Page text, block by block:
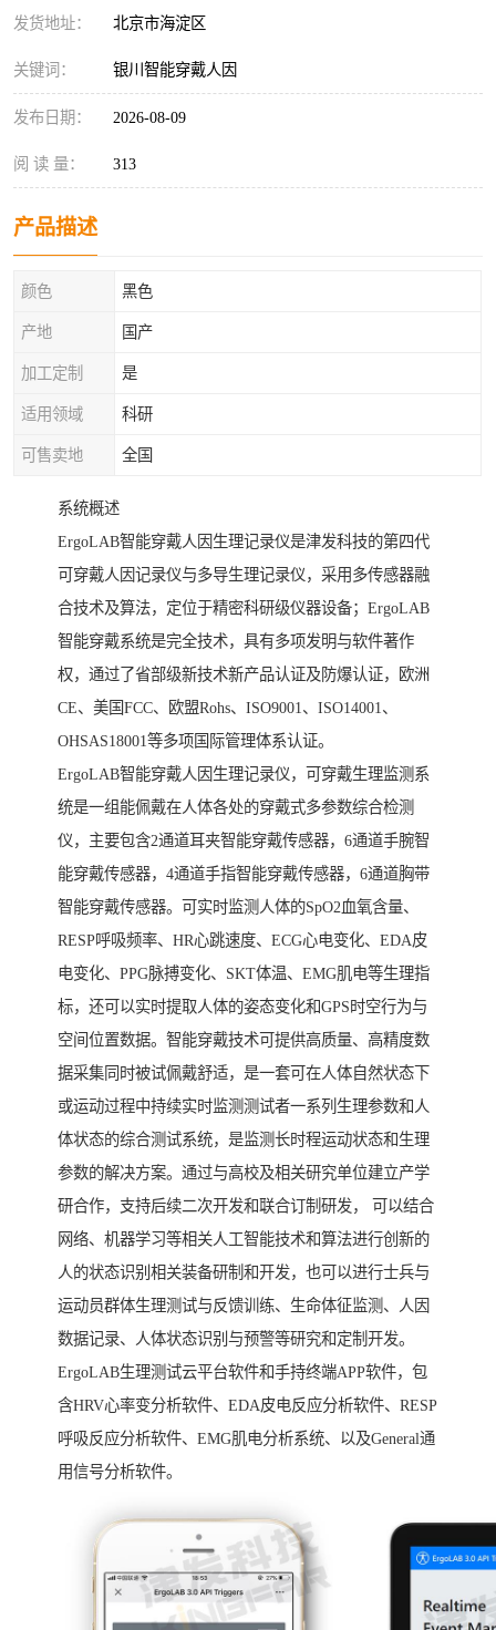
发货地址： 北京市海淀区
关键词： 银川智能穿戴人因
发布日期： 2026-08-09
阅 读 量： 313
产品描述
颜色 黑色
产地 国产
加工定制 是
适用领域 科研
可售卖地 全国
系统概述
ErgoLAB智能穿戴人因生理记录仪是津发科技的第四代
可穿戴人因记录仪与多导生理记录仪，采用多传感器融
合技术及算法，定位于精密科研级仪器设备；ErgoLAB
智能穿戴系统是完全技术，具有多项发明与软件著作
权，通过了省部级新技术新产品认证及防爆认证，欧洲
CE、美国FCC、欧盟Rohs、ISO9001、ISO14001、
OHSAS18001等多项国际管理体系认证。
ErgoLAB智能穿戴人因生理记录仪，可穿戴生理监测系
统是一组能佩戴在人体各处的穿戴式多参数综合检测
仪，主要包含2通道耳夹智能穿戴传感器，6通道手腕智
能穿戴传感器，4通道手指智能穿戴传感器，6通道胸带
智能穿戴传感器。可实时监测人体的SpO2血氧含量、
RESP呼吸频率、HR心跳速度、ECG心电变化、EDA皮
电变化、PPG脉搏变化、SKT体温、EMG肌电等生理指
标，还可以实时提取人体的姿态变化和GPS时空行为与
空间位置数据。智能穿戴技术可提供高质量、高精度数
据采集同时被试佩戴舒适，是一套可在人体自然状态下
或运动过程中持续实时监测测试者一系列生理参数和人
体状态的综合测试系统，是监测长时程运动状态和生理
参数的解决方案。通过与高校及相关研究单位建立产学
研合作，支持后续二次开发和联合订制研发， 可以结合
网络、机器学习等相关人工智能技术和算法进行创新的
人的状态识别相关装备研制和开发，也可以进行士兵与
运动员群体生理测试与反馈训练、生命体征监测、人因
数据记录、人体状态识别与预警等研究和定制开发。
ErgoLAB生理测试云平台软件和手持终端APP软件，包
含HRV心率变分析软件、EDA皮电反应分析软件、RESP
呼吸反应分析软件、EMG肌电分析系统、以及General通
用信号分析软件。